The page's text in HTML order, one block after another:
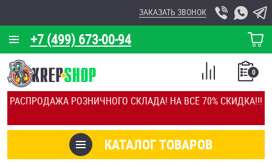
РАСПРОДАЖА РОЗНИЧНОГО СКЛАДА! НА ВСЁ 70% СКИДКА!!!
+7 (499) 673-00-94
ЗАКАЗАТЬ ЗВОНОК
КОРЗИНА
О КОМПАНИИ
КАЛЬКУЛЯТОР
ОТЗЫВЫ
КАТАЛОГ ТОВАРОВ
0
СПИСОК
СРАВНЕНИЕ